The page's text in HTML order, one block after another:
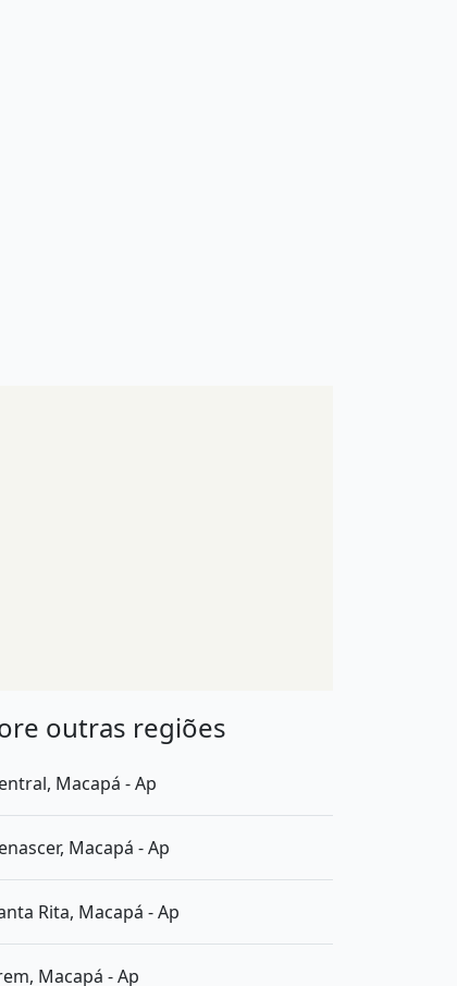
ed. rio amazonas&quot; possui 3 dormitórios, 1 suíte,
outras regiões
Macapá - Ap
Macapá - Ap
Rita, Macapá - Ap
Macapá - Ap